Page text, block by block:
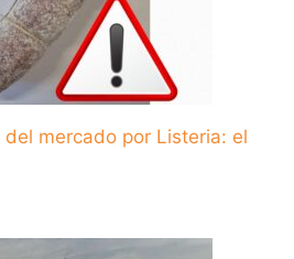
mercado por Listeria: el